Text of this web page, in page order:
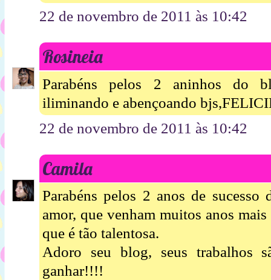
22 de novembro de 2011 às 10:42
Rosineia
Parabéns pelos 2 aninhos do
iliminando e abençoando
22 de novembro de 2011 às 10:42
Camila
Parabéns pelos 2 anos de
amor, que venham muitos anos
que é tão talentosa.
Adoro seu blog, seus trabalhos
ganhar!!!!